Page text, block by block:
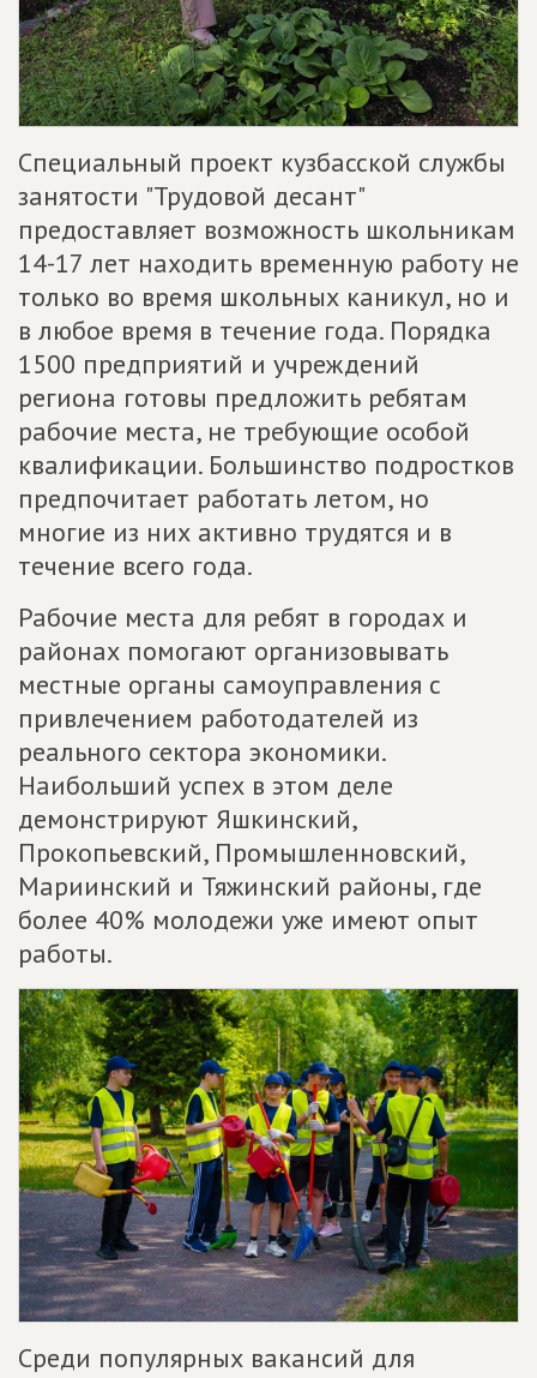
Специальный проект кузбасской службы
занятости "Трудовой десант"
предоставляет возможность школьникам
14-17 лет находить временную работу не
только во время школьных каникул, но и
в любое время в течение года. Порядка
1500 предприятий и учреждений
региона готовы предложить ребятам
рабочие места, не требующие особой
квалификации. Большинство подростков
предпочитает работать летом, но
многие из них активно трудятся и в
течение всего года.
Рабочие места для ребят в городах и
районах помогают организовывать
местные органы самоуправления с
привлечением работодателей из
реального сектора экономики.
Наибольший успех в этом деле
демонстрируют Яшкинский,
Прокопьевский, Промышленновский,
Мариинский и Тяжинский районы, где
более 40% молодежи уже имеют опыт
работы.
Среди популярных вакансий для